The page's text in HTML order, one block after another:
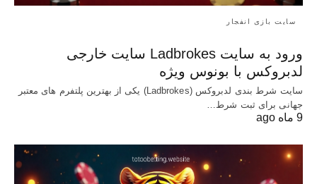
سایت بازی انفجار
ورود به سایت Ladbrokes سایت خارجی
لدبروکس با بونوس ویژه
سایت شرط بندی لدبروکس (Ladbrokes) یکی از بهترین پلتفرم های معتبر
جهانی برای ثبت شرط…
9 ماه ago